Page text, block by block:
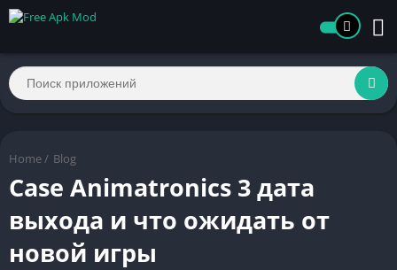
Home / Blog
Case Animatronics 3 дата
выхода и что ожидать от
новой игры